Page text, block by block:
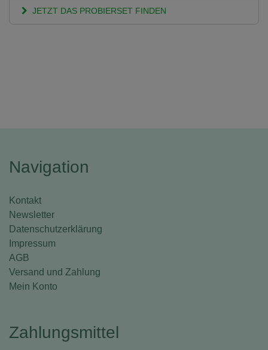
JETZT DAS PROBIERSET FINDEN
Navigation
Kontakt
Newsletter
Datenschutzerklärung
Impressum
AGB
Versand und Zahlung
Mein Konto
Zahlungsmittel